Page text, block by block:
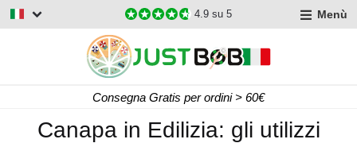
4.9 su 5 Menù
Consegna Gratis per ordini > 60€
Canapa in Edilizia: gli utilizzi